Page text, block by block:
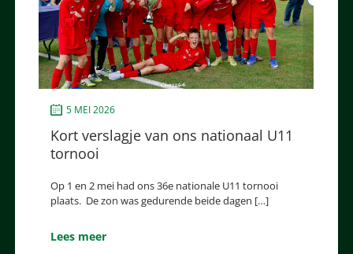
5 MEI 2026
Kort verslagje van ons nationaal U11
tornooi
Op 1 en 2 mei had ons 36e nationale U11 tornooi
plaats. De zon was gedurende beide dagen […]
Lees meer